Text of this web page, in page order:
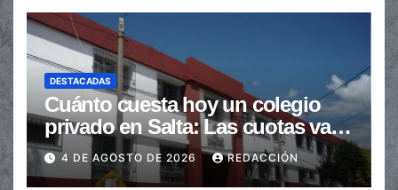
DESTACADAS
Cuánto cuesta hoy un colegio
privado en Salta: Las cuotas van
de $110.000 a más de $600.000
4 DE AGOSTO DE 2026 REDACCIÓN